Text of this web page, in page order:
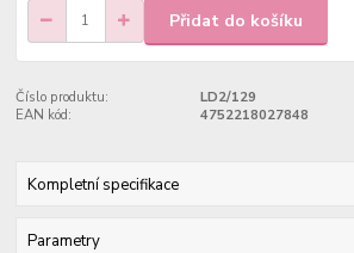
Přidat do košíku
Číslo produktu:
LD2/129
EAN kód:
4752218027848
Kompletní specifikace
Parametry